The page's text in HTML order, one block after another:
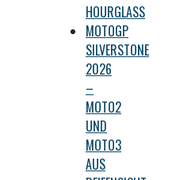
HOURGLASS
MOTOGP
SILVERSTONE
2026
–
MOTO2
UND
MOTO3
AUS